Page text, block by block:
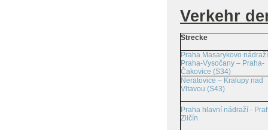
Verkehr
Strecke
Praha Masarykovo
Praha-Vysočany – Praha-
Čakovice (S34)
Neratovice – Kralupy nad
Vltavou (S43)
Praha hlavní nádraží -
Zličín